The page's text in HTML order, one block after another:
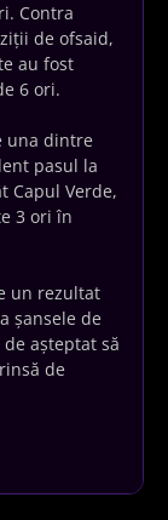
Contra
de ofsaid,
au fost
6 ori.
una dintre
pasul la
Capul Verde,
3 ori în
un rezultat
șansele de
așteptat să
de